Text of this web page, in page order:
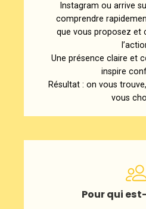
Instagram ou arrive
comprendre
que vous proposez et
Une présence claire et
inspire
Résultat : on vous
vous
Pour qui